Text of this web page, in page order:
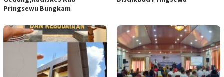
Pringsewu Bungkam